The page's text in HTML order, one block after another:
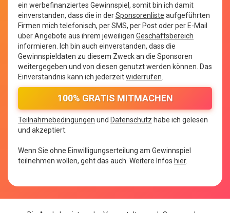
ein werbefinanziertes Gewinnspiel, somit bin ich damit
einverstanden, dass die in derSponsorenliste aufgeführten
Firmen mich telefonisch, per SMS, per Post oder per E-Mail
über Angebote aus ihrem jeweiligen Geschäftsbereich
informieren. Ich bin auch einverstanden, dass die
Gewinnspieldaten zu diesem Zweck an die Sponsoren
weitergegeben und von diesen genutzt werden können. Das
Einverständnis kann ich jederzeitwiderrufen
Teilnahmebedingungen und Datenschutz habe ich gelesen
und akzeptiert.
Wenn Sie ohne Einwilligungserteilung am Gewinnspiel
teilnehmen wollen, geht das auch. Weitere Infos hier.